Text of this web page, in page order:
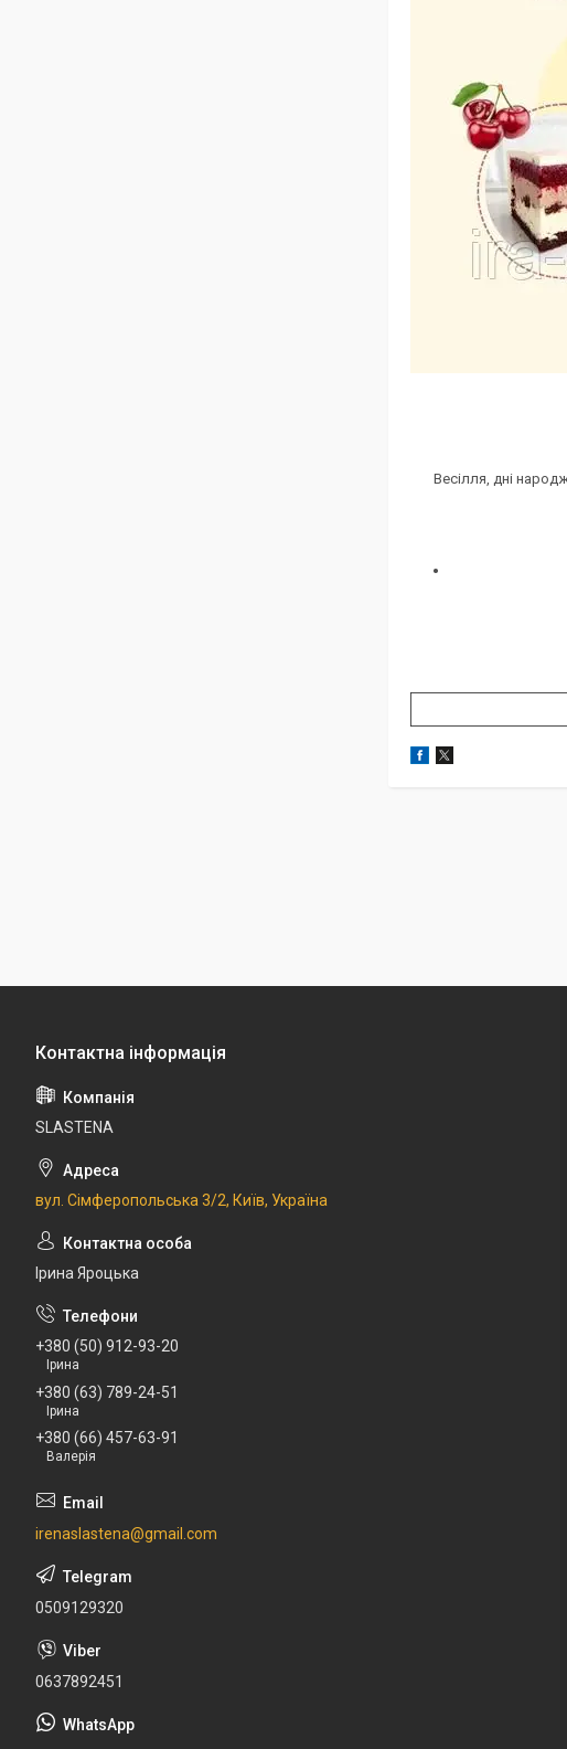
Весілля, дні
SLASTENA
вул. Сімферопольська 3/2, Київ, Україна
Ірина Яроцька
+380 (50) 912-93-20
Ірина
+380 (63) 789-24-51
Ірина
+380 (66) 457-63-91
Валерія
irenaslastena@gmail.com
0509129320
0637892451